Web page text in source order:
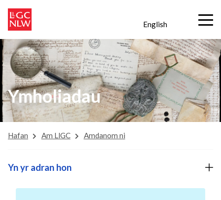
English
Ymholiadau
Hafan Am LlGC Amdanom ni
Yn yr adran hon